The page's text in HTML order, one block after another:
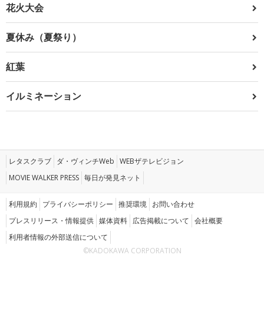
花火大会
夏休み（夏祭り）
紅葉
イルミネーション
レタスクラブ ダ・ヴィンチWeb WEBザテレビジョン
MOVIE WALKER PRESS 毎日が発見ネット
利用規約 プライバシーポリシー 推奨環境 お問い合わせ
プレスリリース・情報提供 媒体資料 広告掲載について 会社概要
利用者情報の外部送信について
©KADOKAWA CORPORATION